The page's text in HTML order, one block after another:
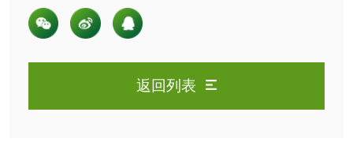
估：纺织品的抵抗霉变和腐烂的能力检测，检测标准
和试验方法是什么？
返回列表
化工试剂
化工助剂检测